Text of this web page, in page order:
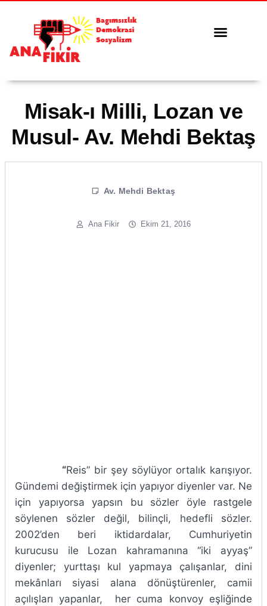
Misak-ı Milli, Lozan ve
Musul- Av. Mehdi Bektaş
Av. Mehdi Bektaş
Ana Fikir Ekim 21, 2016
“Reis” bir şey söylüyor ortalık karışıyor.
Gündemi değiştirmek için yapıyor diyenler var. Ne
için yapıyorsa yapsın bu sözler öyle rastgele
söylenen sözler değil, bilinçli, hedefli sözler.
2002’den beri iktidardalar, Cumhuriyetin
kurucusu ile Lozan kahramanına “iki ayyaş”
diyenler; yurttaşı kul yapmaya çalışanlar, dini
mekânları siyasi alana dönüştürenler, camii
açılışları yapanlar, her cuma konvoy eşliğinde